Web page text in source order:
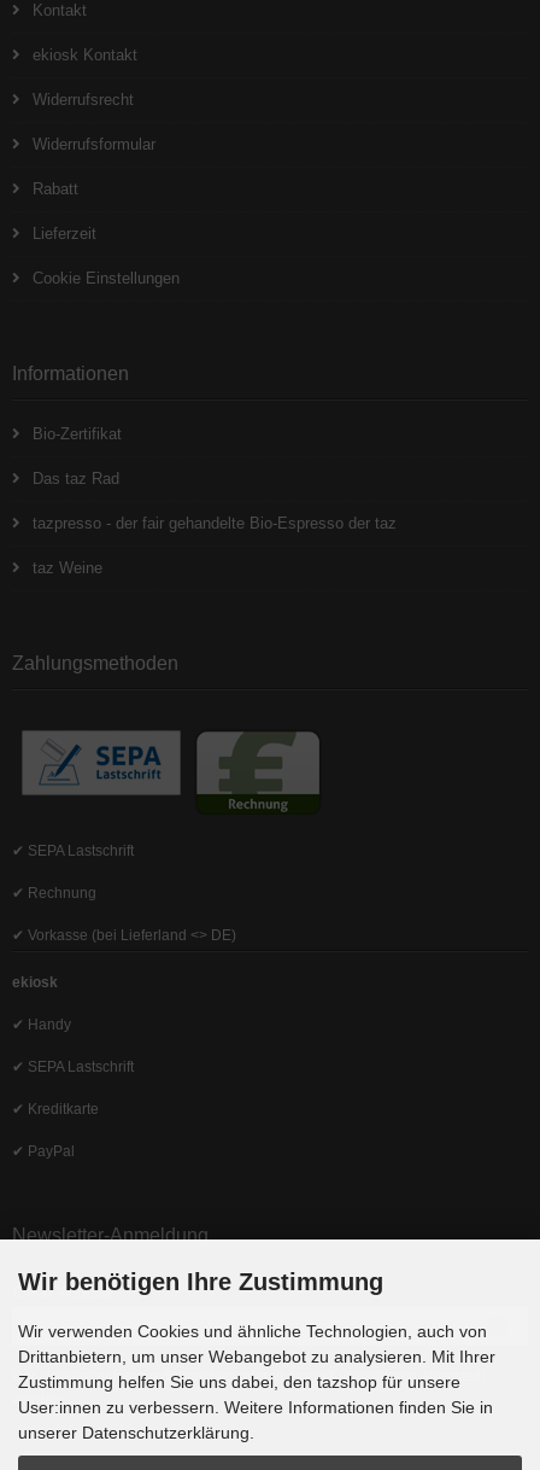
Kontakt
ekiosk Kontakt
Widerrufsrecht
Widerrufsformular
Rabatt
Lieferzeit
Cookie Einstellungen
Informationen
Bio-Zertifikat
Das taz Rad
tazpresso - der fair gehandelte Bio-Espresso der taz
taz Weine
Zahlungsmethoden
✔ SEPA Lastschrift
✔ Rechnung
✔ Vorkasse (bei Lieferland <> DE)
ekiosk
✔ Handy
✔ SEPA Lastschrift
✔ Kreditkarte
✔ PayPal
Newsletter-Anmeldung
E-Mail-Adresse:
Der Newsletter kann jederzeit hier oder in Ihrem Kundenkonto abbestellt
werden.
Wir benötigen Ihre Zustimmung
Wir verwenden Cookies und ähnliche Technologien, auch von
Drittanbietern, um unser Webangebot zu analysieren. Mit Ihrer
Zustimmung helfen Sie uns dabei, den tazshop für unsere
User:innen zu verbessern. Weitere Informationen finden Sie in
unserer Datenschutzerklärung.